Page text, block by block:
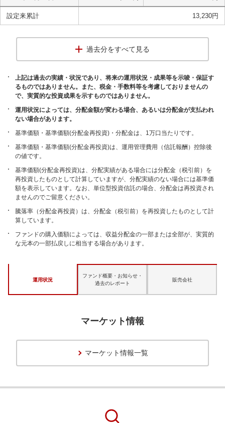
設定来累計 13,230円
過去分をすべて見る
上記は過去の実績・状況であり、将来の運用状況・成果等を示唆・保証す
るものではありません。また、税金・手数料等を考慮しておりませんの
で、実質的な投資成果を示すものではありません。
運用状況によっては、分配金額が変わる場合、あるいは分配金が支払われ
ない場合があります。
基準価額・基準価額(分配金再投資)・分配金は、1万口当たりです。
基準価額・基準価額(分配金再投資)は、運用管理費用（信託報酬）控除後
の値です。
基準価額(分配金再投資)は、分配実績がある場合には分配金（税引前）を
再投資したものとして計算していますが、分配実績のない場合には基準価
額を表示しています。なお、単位型投資信託の場合、分配金は再投資され
ませんのでご留意ください。
騰落率（分配金再投資）は、分配金（税引前）を再投資したものとして計
算しています。
ファンドの購入価額によっては、収益分配金の一部または全部が、実質的
な元本の一部払戻しに相当する場合があります。
運用状況
ファンド概要・お知らせ・
過去のレポート
販売会社
マーケット情報
マーケット情報一覧